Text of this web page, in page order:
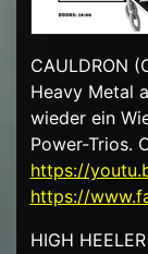
CAULDRON
Heavy Metal
wieder ein
Power-Trios.
https://
https://
HIGH